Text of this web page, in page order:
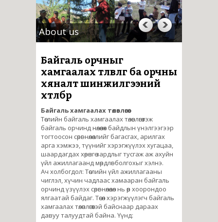
About us
Байгаль орчныг
хамгаалах төлөвлөгөө ба орчны
хяналт шинжилгээний
хөтөлбөр
Байгаль хамгаалах төлөвлөгөө
Төслийн байгаль хамгаалах төлөвлөгөө гэж
байгаль орчинд нөлөөлөх байдлын үнэлгээгээр
тогтоосон сөрөг нөлөөллийг багасгах, арилгах
арга хэмжээ, түүнийг хэрэгжүүлэх хугацаа,
шаардагдах хөрөнгө зардлыг тусгаж аж ахуйн
үйл ажиллагаанд мөрдлөг болгохыг хэлнэ.
Ач холбогдол: Төслийн үйл ажиллагааны
чиглэл, хүчин чадлаас хамааран байгаль
орчинд үзүүлэх сөрөг нөлөөлөл нь өөр хоорондоо
ялгаатай байдаг. Төсөл хэрэгжүүлэгч байгаль
хамгаалах төлөвлөгөөтэй байснаар дараах
давуу талуудтай байна. Үүнд: